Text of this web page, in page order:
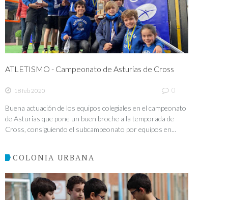
ATLETISMO - Campeonato de Asturias de Cross
18 feb 2020 0
Buena actuación de los equipos colegiales en el campeonato
de Asturias que pone un buen broche a la temporada de
Cross, consiguiendo el subcampeonato por equipos en...
COLONIA URBANA